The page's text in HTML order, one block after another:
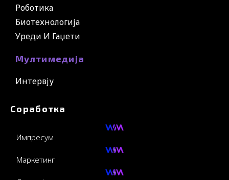
Роботика
Биотехнологија
Уреди И Гаџети
Мултимедија
Интервју
Соработка
Импресум
Маркетинг